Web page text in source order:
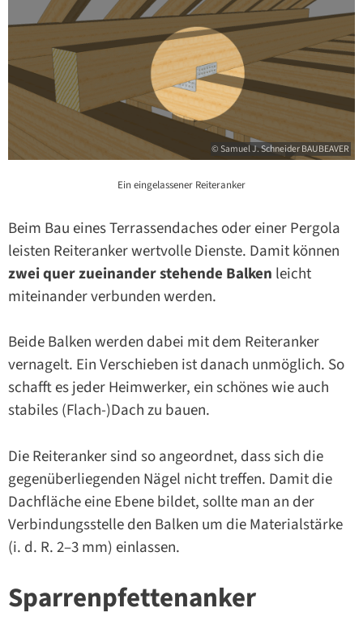
© Samuel J. Schneider BAUBEAVER
Ein eingelassener Reiteranker
Beim Bau eines Terrassendaches oder einer Pergola
leisten Reiteranker wertvolle Dienste. Damit können
zwei quer zueinander stehende Balken leicht
miteinander verbunden werden.
Beide Balken werden dabei mit dem Reiteranker
vernagelt. Ein Verschieben ist danach unmöglich. So
schafft es jeder Heimwerker, ein schönes wie auch
stabiles (Flach-)Dach zu bauen.
Die Reiteranker sind so angeordnet, dass sich die
gegenüberliegenden Nägel nicht treffen. Damit die
Dachfläche eine Ebene bildet, sollte man an der
Verbindungsstelle den Balken um die Materialstärke
(i. d. R. 2–3 mm) einlassen.
Sparrenpfettenanker